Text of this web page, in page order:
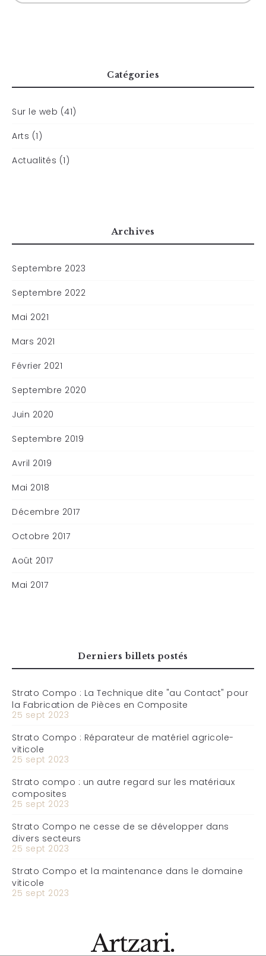
Catégories
Sur le web (41)
Arts (1)
Actualités (1)
Archives
Septembre 2023
Septembre 2022
Mai 2021
Mars 2021
Février 2021
Septembre 2020
Juin 2020
Septembre 2019
Avril 2019
Mai 2018
Décembre 2017
Octobre 2017
Août 2017
Mai 2017
Derniers billets postés
Strato Compo : La Technique dite "au Contact" pour
la Fabrication de Pièces en Composite
25 sept 2023
Strato Compo : Réparateur de matériel agricole-
viticole
25 sept 2023
Strato compo : un autre regard sur les matériaux
composites
25 sept 2023
Strato Compo ne cesse de se développer dans
divers secteurs
25 sept 2023
Strato Compo et la maintenance dans le domaine
viticole
25 sept 2023